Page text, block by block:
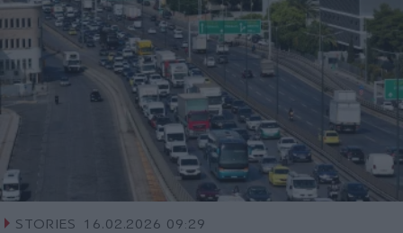
STORIES
16.02.2026 09:29